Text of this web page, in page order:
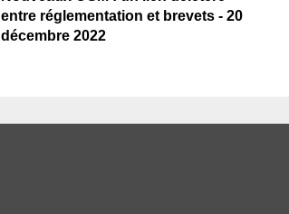
entre réglementation et brevets - 20
décembre 2022